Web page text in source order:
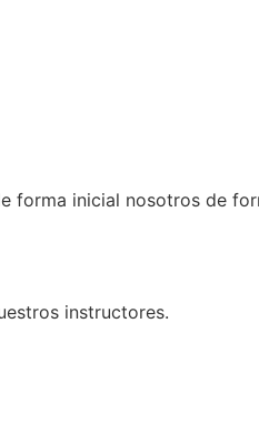
forma inicial nosotros de
instructores.